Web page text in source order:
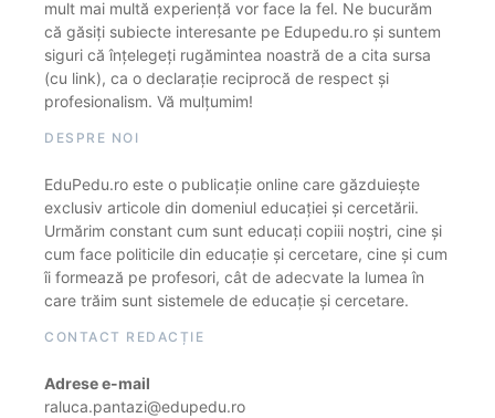
mult mai multă experiență vor face la fel. Ne bucurăm
că găsiți subiecte interesante pe Edupedu.ro și suntem
siguri că înțelegeți rugămintea noastră de a cita sursa
(cu link), ca o declarație reciprocă de respect și
profesionalism. Vă mulțumim!
DESPRE NOI
EduPedu.ro este o publicație online care găzduiește
exclusiv articole din domeniul educației și cercetării.
Urmărim constant cum sunt educați copiii noștri, cine și
cum face politicile din educație și cercetare, cine și cum
îi formează pe profesori, cât de adecvate la lumea în
care trăim sunt sistemele de educație și cercetare.
CONTACT REDACȚIE
Adrese e-mail
raluca.pantazi@edupedu.ro